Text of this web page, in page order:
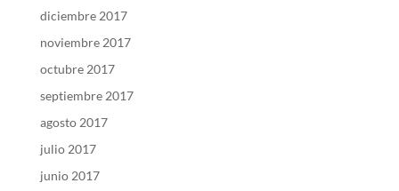
diciembre 2017
noviembre 2017
octubre 2017
septiembre 2017
agosto 2017
julio 2017
junio 2017